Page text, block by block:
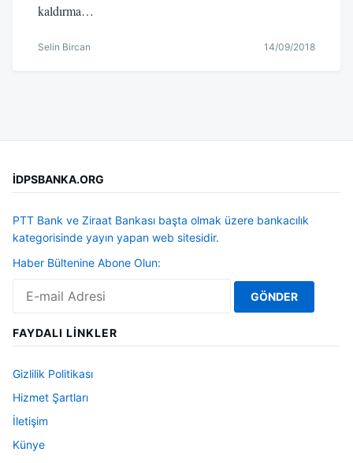
kaldırma…
Selin Bircan 14/09/2018
İDPSBANKA.ORG
PTT Bank ve Ziraat Bankası başta olmak üzere bankacılık
kategorisinde yayın yapan web sitesidir.
Haber Bültenine Abone Olun:
FAYDALI LINKLER
Gizlilik Politikası
Hizmet Şartları
İletişim
Künye